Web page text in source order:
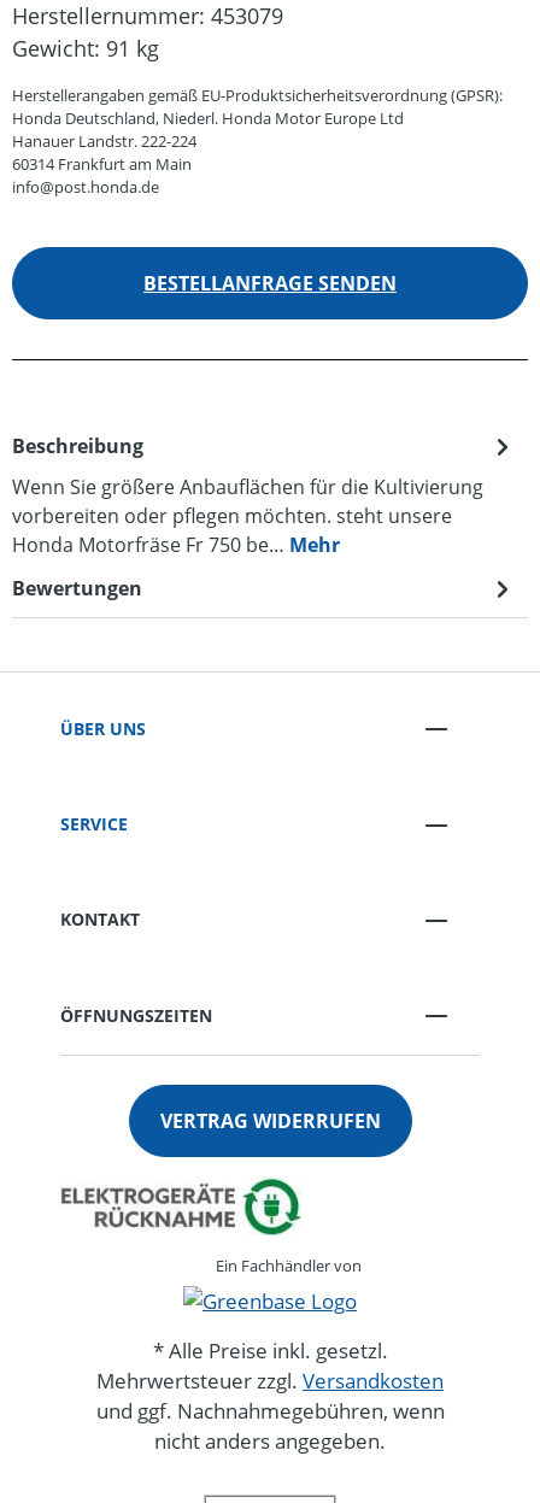
Herstellernummer: 453079
Gewicht: 91 kg
Herstellerangaben gemäß EU-Produktsicherheitsverordnung (GPSR):
Honda Deutschland, Niederl. Honda Motor Europe Ltd
Hanauer Landstr. 222-224
60314 Frankfurt am Main
info@post.honda.de
BESTELLANFRAGE SENDEN
Beschreibung
Wenn Sie größere Anbauflächen für die Kultivierung
vorbereiten oder pflegen möchten. steht unsere
Honda Motorfräse Fr 750 be… Mehr
Bewertungen
ÜBER UNS
SERVICE
KONTAKT
ÖFFNUNGSZEITEN
VERTRAG WIDERRUFEN
Ein Fachhändler von
* Alle Preise inkl. gesetzl.
Mehrwertsteuer zzgl. Versandkosten
und ggf. Nachnahmegebühren, wenn
nicht anders angegeben.